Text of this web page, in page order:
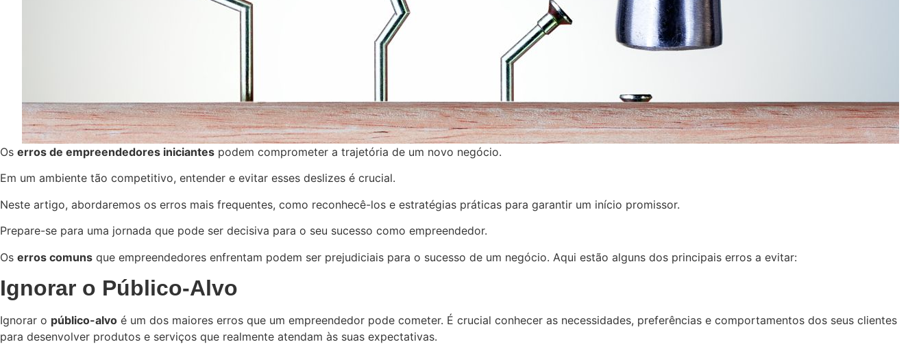
Os erros de empreendedores iniciantes podem comprometer a trajetória de um novo negócio.
Em um ambiente tão competitivo, entender e evitar esses deslizes é crucial.
Neste artigo, abordaremos os erros mais frequentes, como reconhecê-los e estratégias práticas para garantir um início promissor.
Prepare-se para uma jornada que pode ser decisiva para o seu sucesso como empreendedor.
Os erros comuns que empreendedores enfrentam podem ser prejudiciais para o sucesso de um negócio. Aqui estão alguns dos principais erros a evitar:
Ignorar o Público-Alvo
Ignorar o público-alvo é um dos maiores erros que um empreendedor pode cometer. É crucial conhecer as necessidades, preferências e comportamentos dos seus clientes
para desenvolver produtos e serviços que realmente atendam às suas expectativas.